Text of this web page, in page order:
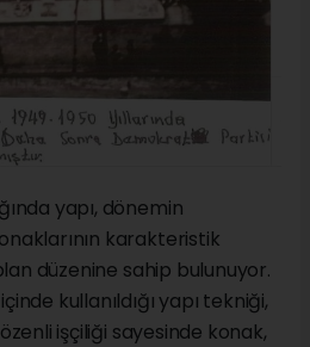
yapı, dönemin
karakteristik
düzenine sahip bulunuyor.
kullanıldığı yapı tekniği,
işçiliği sayesinde konak,